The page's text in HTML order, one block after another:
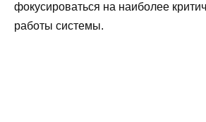
фокусироваться на наиболее
работы системы.